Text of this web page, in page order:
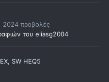
2024 προβολές
του eliasg2004
SW HEQ5